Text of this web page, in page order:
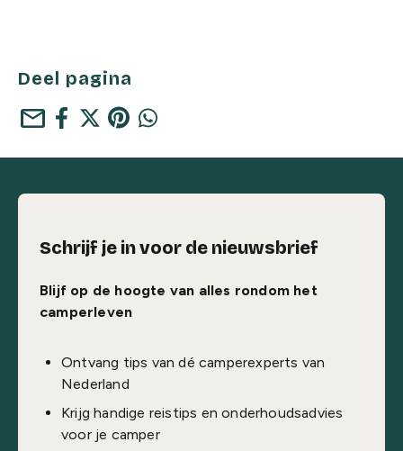
Deel pagina
mail
Schrijf je in voor de nieuwsbrief
Blijf op de hoogte van alles rondom het
camperleven
Ontvang tips van dé camperexperts van
Nederland
Krijg handige reistips en onderhoudsadvies
voor je camper